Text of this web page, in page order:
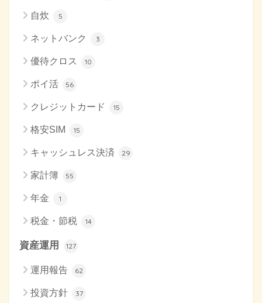
自炊 5
ネットバンク 3
優待クロス 10
ポイ活 56
クレジットカード 15
格安SIM 15
キャッシュレス決済 29
家計簿 55
年金 1
税金・節税 14
資産運用 127
運用報告 62
投資方針 37